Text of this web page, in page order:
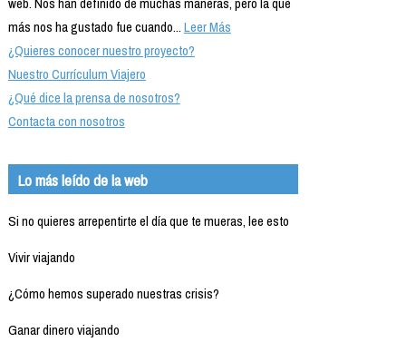
más nos ha gustado fue cuando...Leer Más
¿Quieres conocer nuestro proyecto?
Nuestro Currículum Viajero
¿Qué dice la prensa de nosotros?
Contacta con nosotros
Lo más leído de la web
Si no quieres arrepentirte el día que te mueras, lee esto
Vivir viajando
¿Cómo hemos superado nuestras crisis?
Ganar dinero viajando